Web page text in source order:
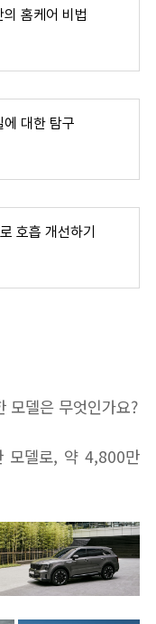
홈케어 비법
대한 탐구
호흡 개선하기
모델은 무엇인가요?
모델로, 약 4,800만